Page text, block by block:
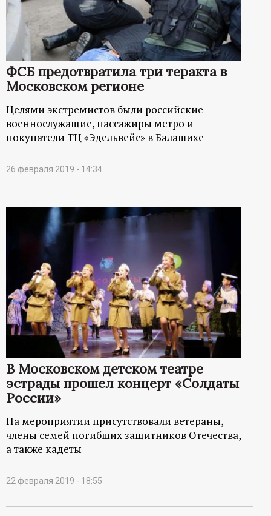
ФСБ предотвратила три теракта в
Московском регионе
Целями экстремистов были российские
военнослужащие, пассажиры метро и
покупатели ТЦ «Эдельвейс» в Балашихе
26 февраля 2019 - 14:34
В Московском детском театре
эстрады прошел концерт «Солдаты
России»
На мероприятии присутствовали ветераны,
члены семей погибших защитников Отечества,
а также кадеты
22 февраля 2019 - 18:55